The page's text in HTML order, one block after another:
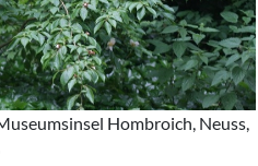
Hombroich, Neuss,